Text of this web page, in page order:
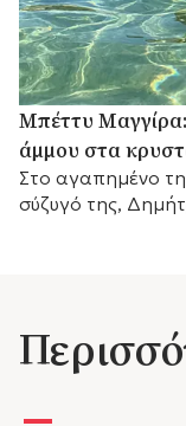
Μπέττυ
άμμου στα
Στο αγαπημένο
σύζυγό της,